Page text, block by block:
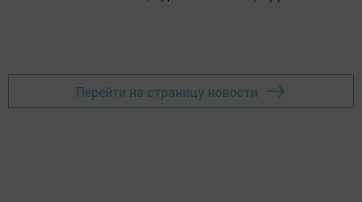
Перейти на страницу новости